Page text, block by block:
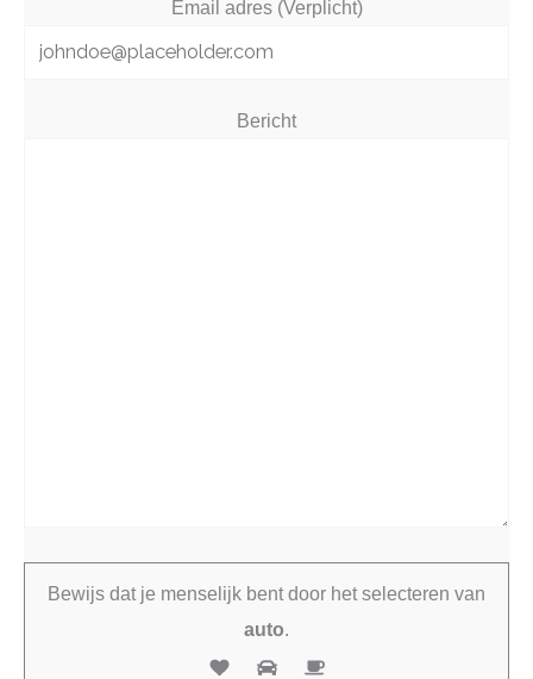
Email adres (Verplicht)
Bericht
Bewijs dat je menselijk bent door het selecteren van
auto.